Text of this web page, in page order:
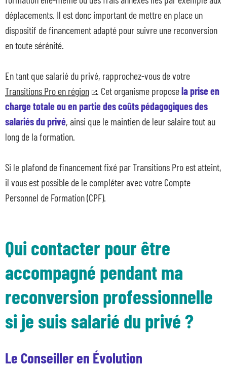
Entreprises et organismes de formation
Les métiers qui recrutent
Qui sommes-nous ?
Actualités
Blog
Contacts en région
déplacements. Il est donc important de mettre en place un
dispositif de financement adapté pour suivre une reconversion
en toute sérénité.
En tant que salarié du privé, rapprochez-vous de votre
Transitions Pro en région
. Cet organisme proposela prise en
charge totale ou en partie des coûts pédagogiques des
salariés du privé, ainsi que le maintien de leur salaire tout au
long de la formation.
Si le plafond de financement fixé par Transitions Pro est atteint,
il vous est possible de le compléter avec votre Compte
Personnel de Formation (CPF).
Qui contacter pour être
accompagné pendant ma
reconversion professionnelle
si je suis salarié du privé ?
Le Conseiller en Évolution